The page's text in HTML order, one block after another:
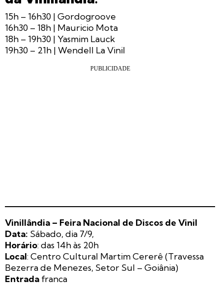
15h – 16h30 | Gordogroove
16h30 – 18h | Mauricio Mota
18h – 19h30 | Yasmim Lauck
19h30 – 21h | Wendell La Vinil
Vinillândia – Feira Nacional de Discos de Vinil
Data: Sábado, dia 7/9,
Horário: das 14h às 20h
Local: Centro Cultural Martim Cererê (Travessa
Bezerra de Menezes, Setor Sul – Goiânia)
Entrada franca